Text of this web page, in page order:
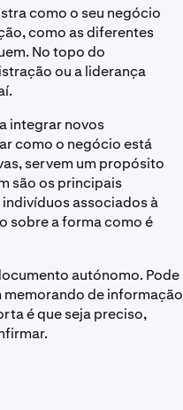
como o seu negócio
como as diferentes
No topo do
ou a liderança
integrar novos
como o negócio está
servem um propósito
são os principais
associados à
sobre a forma como é
autónomo. Pode
memorando de informação
é que seja preciso,